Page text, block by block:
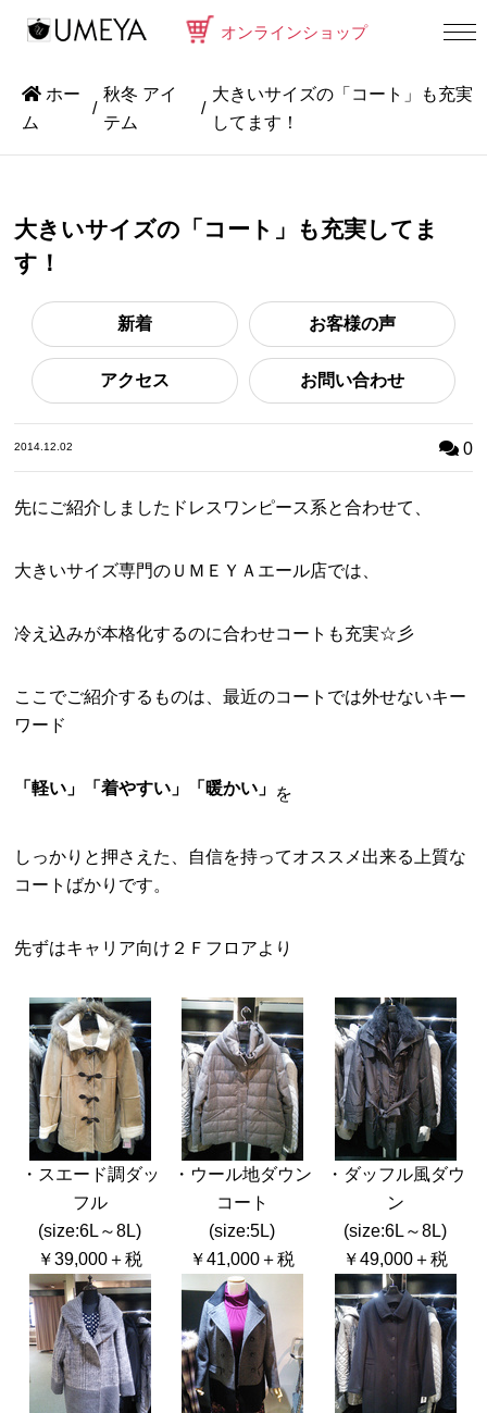
オンラインショップ
ホー
ム
秋冬 アイ
テム
大きいサイズの「コート」も充実
してます！
大きいサイズの「コート」も充実してま
す！
新着 お客様の声
アクセス お問い合わせ
2014.12.02 0
先にご紹介しましたドレスワンピース系と合わせて、
大きいサイズ専門のＵＭＥＹＡエール店では、
冷え込みが本格化するのに合わせコートも充実☆彡
ここでご紹介するものは、最近のコートでは外せないキー
ワード
「軽い」「着やすい」「暖かい」 を
しっかりと押さえた、自信を持ってオススメ出来る上質な
コートばかりです。
先ずはキャリア向け２Ｆフロアより
・スエード調ダッ
フル
(size:6L～8L)
￥39,000＋税
・ウール地ダウン
コート
(size:5L)
￥41,000＋税
・ダッフル風ダウ
ン
(size:6L～8L)
￥49,000＋税